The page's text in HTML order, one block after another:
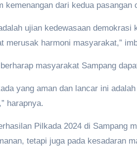
kemenangan dari kedua
ujian kedewasaan
merusak harmoni masyarakat,”
masyarakat Sampang
yang aman dan lancar ini
harapnya.
Pilkada 2024 di Sampang
tetapi juga pada kesadaran